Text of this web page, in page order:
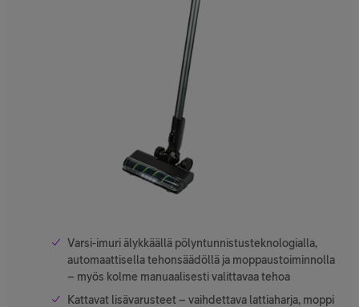
Varsi-imuri älykkäällä pölyntunnistusteknologialla,
automaattisella tehonsäädöllä ja moppaustoiminnolla
– myös kolme manuaalisesti valittavaa tehoa
Kattavat lisävarusteet – vaihdettava lattiaharja, moppi